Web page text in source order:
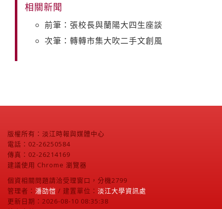
相關新聞
前筆：張校長與蘭陽大四生座談
次筆：轉轉市集大吹二手文創風
版權所有：淡江時報與媒體中心
電話：02-26250584
傳真：02-26214169
建議使用 Chrome 瀏覽器
個資相關問題請洽受理窗口，分機2799
管理者： 潘劭愷 / 建置單位： 淡江大學資訊處
更新日期：2026-08-10 08:35:38